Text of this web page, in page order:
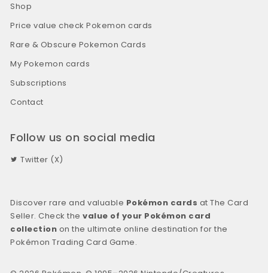
Shop
Price value check Pokemon cards
Rare & Obscure Pokemon Cards
My Pokemon cards
Subscriptions
Contact
Follow us on social media
Twitter (X)
Discover rare and valuable Pokémon cards at The Card
Seller. Check thevalue of your Pokémon card
collection on the ultimate online destination for the
Pokémon Trading Card Game.